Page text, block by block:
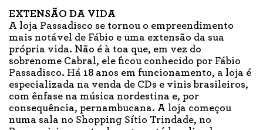
EXTENSÃO DA VIDA
A loja Passadisco se tornou o empreendimento
mais notável de Fábio e uma extensão da sua
própria vida. Não é à toa que, em vez do
sobrenome Cabral, ele ficou conhecido por Fábio
Passadisco. Há 18 anos em funcionamento, a loja é
especializada na venda de CDs e vinis brasileiros,
com ênfase na música nordestina e, por
consequência, pernambucana. A loja começou
numa sala no Shopping Sítio Trindade, no